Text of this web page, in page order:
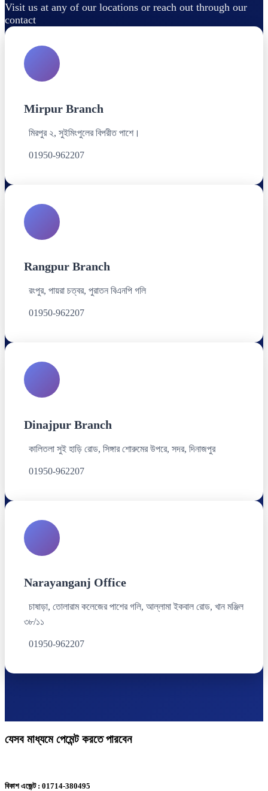
Visit us at any of our locations or reach out through our
contact
Mirpur Branch
মিরপুর ২, সুইমিংপুলের বিপরীত পাশে।
01950-962207
Rangpur Branch
রংপুর, পায়রা চত্বর, পুরাতন বিএনপি গলি
01950-962207
Dinajpur Branch
কালিতলা সুই হাড়ি রোড, সিঙ্গার শোরুমের উপরে, সদর, দিনাজপুর
01950-962207
Narayanganj Office
চাষাড়া, তোলারাম কলেজের পাশের গলি, আল্লামা ইকবাল রোড, খান মঞ্জিল
৩৮/১১
01950-962207
যেসব মাধ্যমে পেমেন্ট করতে পারবেন
বিকাশ এজেন্ট : 01714-380495